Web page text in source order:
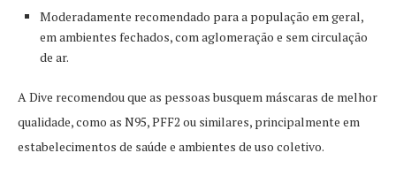
Moderadamente recomendado para a população em geral,
em ambientes fechados, com aglomeração e sem circulação
de ar.
A Dive recomendou que as pessoas busquem máscaras de melhor
qualidade, como as N95, PFF2 ou similares, principalmente em
estabelecimentos de saúde e ambientes de uso coletivo.